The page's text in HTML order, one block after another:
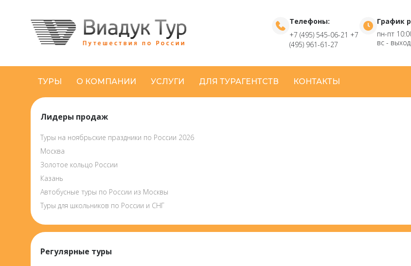
Телефоны:
+7 (495) 545-06-21 +7
(495) 961-61-27
График
пн-пт
вс -
ТУРЫ О КОМПАНИИ УСЛУГИ ДЛЯ ТУРАГЕНТСТВ КОНТАКТЫ
Лидеры продаж
Туры на ноябрьские праздники по России 2026
Москва
Золотое кольцо России
Казань
Автобусные туры по России из Москвы
Туры для школьников по России и СНГ
Регулярные туры